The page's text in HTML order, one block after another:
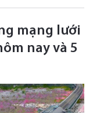
mạng lưới
nay và 5